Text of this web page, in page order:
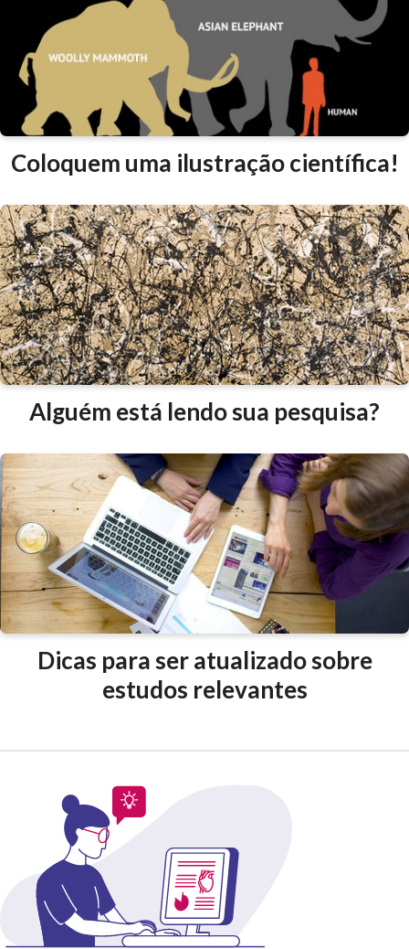
Coloquem uma ilustração científica!
Alguém está lendo sua pesquisa?
Dicas para ser atualizado sobre
estudos relevantes